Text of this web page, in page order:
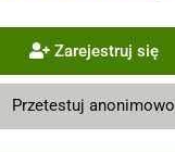
Zarejestruj się
Przetestuj anonimowo